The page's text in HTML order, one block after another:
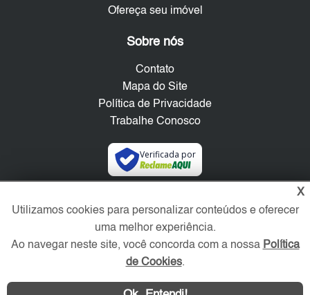
Ofereça seu imóvel
Sobre nós
Contato
Mapa do Site
Política de Privacidade
Trabalhe Conosco
Verificada por
X
Utilizamos cookies para personalizar conteúdos e oferecer
uma melhor experiência.
Ao navegar neste site, você concorda com a nossa Política
de Cookies.